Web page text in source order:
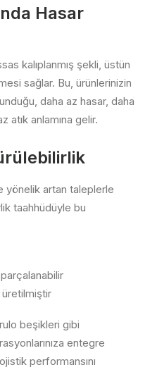
Hasar
kalıplanmış şekli, üstün
sağlar. Bu, ürünlerinizin
daha az hasar, daha
atık anlamına gelir.
yönelik artan taleplerle
taahhüdüyle bu
üretilmiştir
rulo beşikleri gibi
entegre
performansını